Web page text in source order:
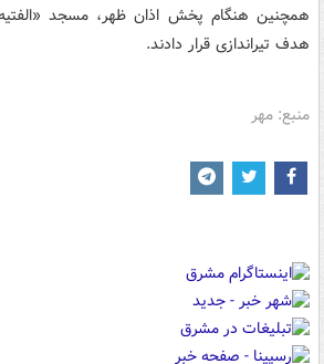
همچنین هنگام پخش اذان ظهر، مسجد
هدف تیراندازی قرار دادند.
منبع: مهر